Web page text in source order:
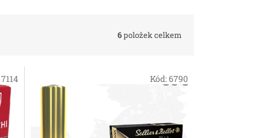
6položek celkem
7114 Kód:6790